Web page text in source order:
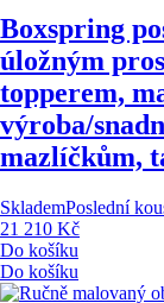
Boxspring
úložným
topperem,
výroba/
mazlíčkům,
SklademPoslední
21 210 Kč
Do košíku
Do košíku